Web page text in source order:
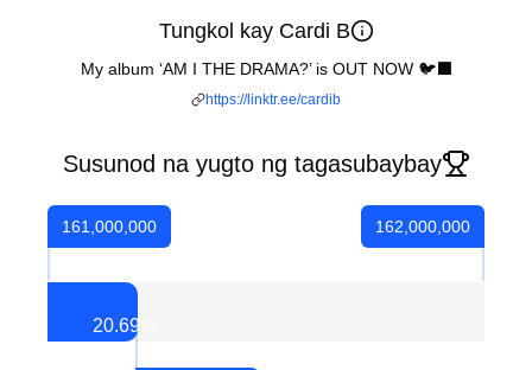
Tungkol kay Cardi B
My album ‘AM I THE DRAMA?’ is OUT NOW 🐦‍⬛
https://linktr.ee/cardib
Susunod na yugto ng tagasubaybay
161,000,000
20.69
162,000,000